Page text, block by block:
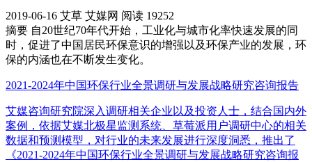
2019-06-16 艾草 艾媒网 阅读 19252
摘要 自20世纪70年代开始，工业化与城市化率快速发展的同
时，促进了中国居民环保意识的增强以及环保产业的发展，环
保的内涵也在不断发生变化。
2021-2024年中国环保行业全景调研与发展战略研究咨询报告
艾媒咨询研究院深入调研相关企业以及投资人士，结合国内外
案例，依据艾媒北极星监测系统、草莓派用户调研中心的相关
数据和预测模型，对行业的未来发展进行深度洞悉，推出了
《2021-2024年中国环保行业全景调研与发展战略研究咨询报